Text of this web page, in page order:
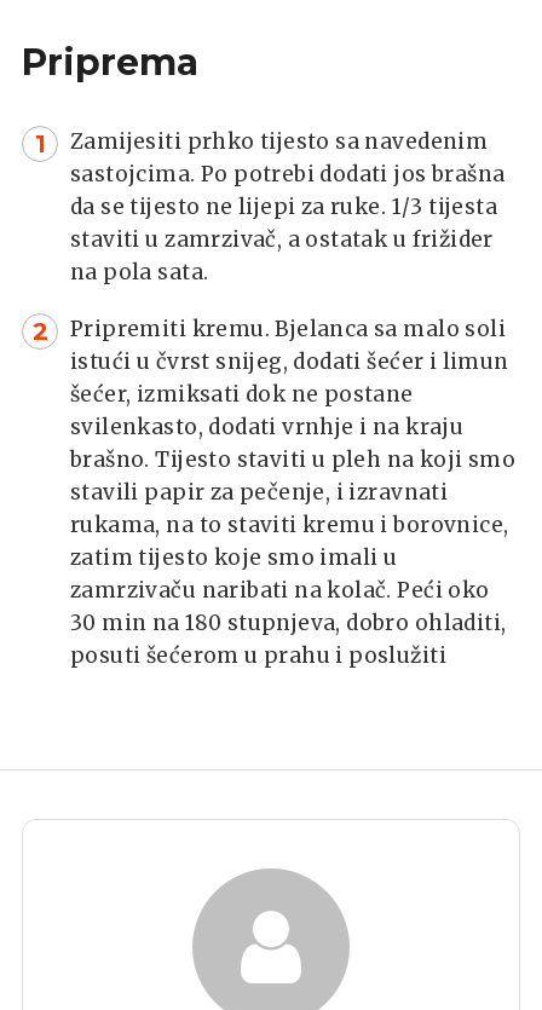
Priprema
Zamijesiti prhko tijesto sa navedenim
sastojcima. Po potrebi dodati jos brašna
da se tijesto ne lijepi za ruke. 1/3 tijesta
staviti u zamrzivač, a ostatak u frižider
na pola sata.
Pripremiti kremu. Bjelanca sa malo soli
istući u čvrst snijeg, dodati šećer i limun
šećer, izmiksati dok ne postane
svilenkasto, dodati vrnhje i na kraju
brašno. Tijesto staviti u pleh na koji smo
stavili papir za pečenje, i izravnati
rukama, na to staviti kremu i borovnice,
zatim tijesto koje smo imali u
zamrzivaču naribati na kolač. Peći oko
30 min na 180 stupnjeva, dobro ohladiti,
posuti šećerom u prahu i poslužiti